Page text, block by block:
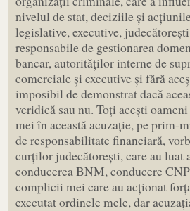
nivelul de stat, deciziile și
legislative, executive,
responsabile de gestionarea
bancar, autorităților interne de
comerciale și executive și fără
imposibil de demonstrat dacă
veridică sau nu. Toți acești
mei în această acuzație, pe
de responsabilitate financiară,
curților judecătorești, care au luat
conducerea BNM, conducere
complicii mei care au acționat
executat ordinele mele, dar